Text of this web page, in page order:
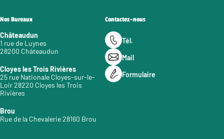
Nos Bureaux
Châteaudun
1 rue de Luynes
28200 Châteaudun
Cloyes les Trois Rivières
25 rue Nationale Cloyes-sur-le-
Loir 28220 Cloyes les Trois
Rivières
Brou
Rue de la Chevalerie 28160 Brou
Contactez-nous
Tél.
Mail
Formulaire